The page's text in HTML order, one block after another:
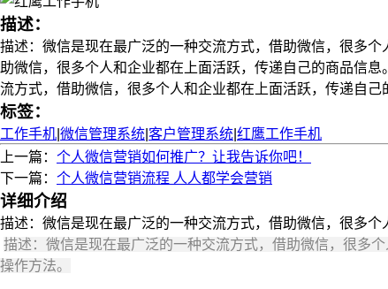
描述：
描述：微信是现在最广泛的一种交流方式，借助微信，很多
助微信，很多个人和企业都在上面活跃，传递自己的商品
流方式，借助微信，很多个人和企业都在上面活跃，传递自己
标签：
工作手机 微信管理系统 客户管理系统 红鹰工作手机
上一篇： 个人微信营销如何推广？让我告诉你吧！
下一篇： 个人微信营销流程 人人都学会营销
详细介绍
描述：微信是现在最广泛的一种交流方式，借助微信，很多
描述：微信是现在最广泛的一种交流方式，借助微信，很多
操作方法。